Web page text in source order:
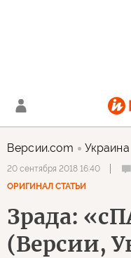
Версии.com Украина
20 сентября 2018 16:40
ОРИГИНАЛ СТАТЬИ
Зрада:
(Версии,